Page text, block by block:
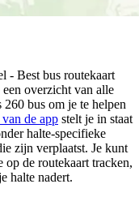
- Best bus routekaart
overzicht van alle
bus om je te helpen
de app stelt je in staat
halte-specifieke
zijn verplaatst. Je kunt
de routekaart tracken,
halte nadert.